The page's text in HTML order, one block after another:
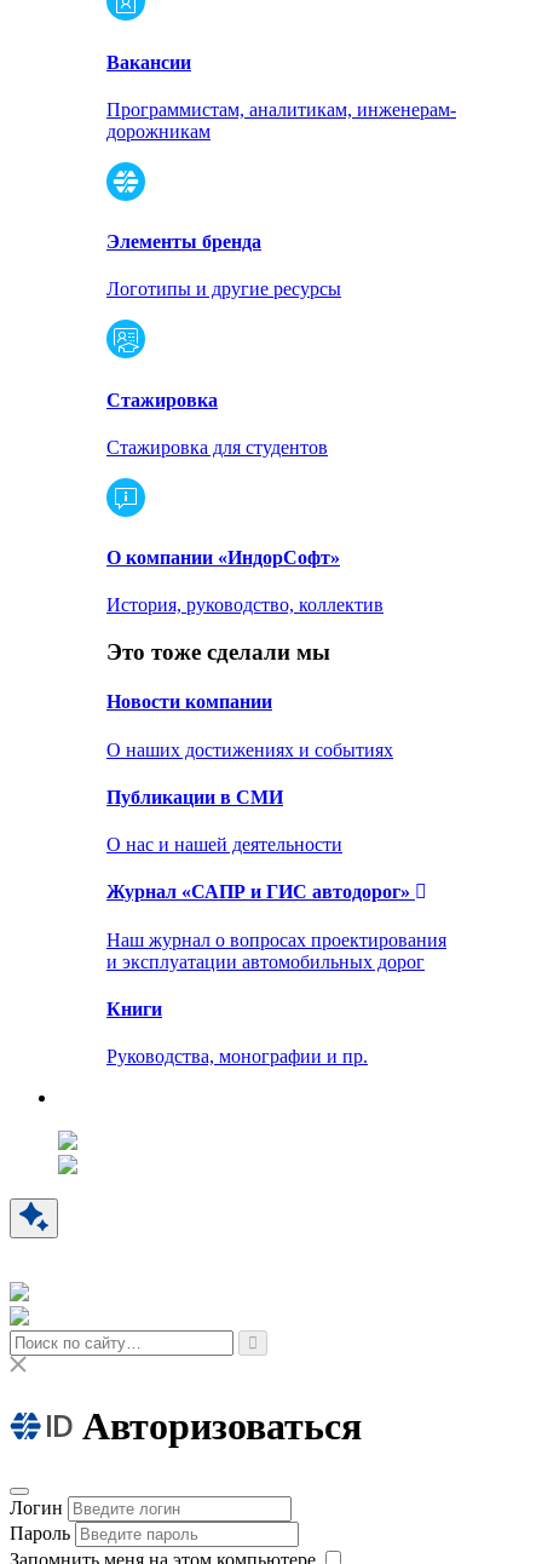
Вакансии
Программистам, аналитикам, инженерам-
дорожникам
Элементы бренда
Логотипы и другие ресурсы
Стажировка
Стажировка для студентов
О компании «ИндорСофт»
История, руководство, коллектив
Это тоже сделали мы
Новости компании
О наших достижениях и событиях
Публикации в СМИ
О нас и нашей деятельности
Журнал «САПР и ГИС автодорог»
Наш журнал о вопросах проектирования
и эксплуатации автомобильных дорог
Книги
Руководства, монографии и пр.
Авторизоваться
Логин
Пароль